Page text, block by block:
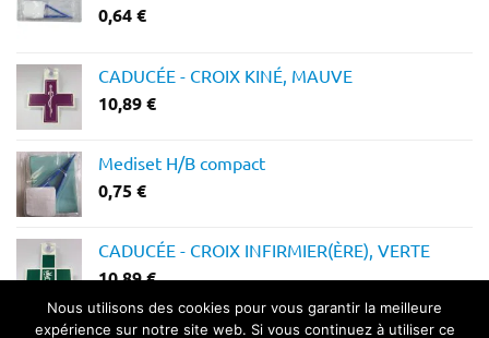
0,64€
CADUCÉE - CROIX KINÉ, MAUVE
10,89€
Mediset H/B compact
0,75€
CADUCÉE - CROIX INFIRMIER(ÈRE), VERTE
10,89€
Nous utilisons des cookies pour vous garantir la meilleure
expérience sur notre site web. Si vous continuez à utiliser ce